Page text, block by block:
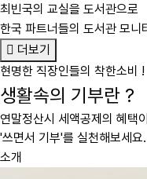
최빈국의 교실을 도서관으로
한국 파트너들의 도서관 모
더보기
현명한 직장인들의 착한소비 !
생활속의 기부란 ?
연말정산시 세액공제의 혜택
'쓰면서 기부'를 실천해보세요.
소개